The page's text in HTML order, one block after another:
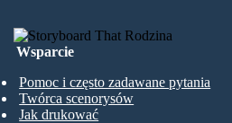
Wsparcie
Pomoc i często zadawane pytania
Twórca scenorysów
Jak drukować